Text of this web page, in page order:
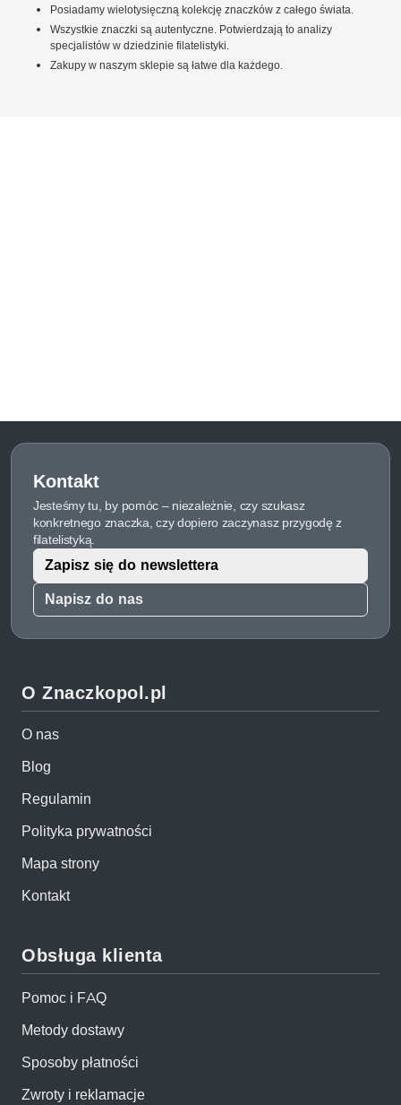
Posiadamy wielotysięczną kolekcję znaczków z całego świata.
Wszystkie znaczki są autentyczne. Potwierdzają to analizy
specjalistów w dziedzinie filatelistyki.
Zakupy w naszym sklepie są łatwe dla każdego.
Kontakt
Jesteśmy tu, by pomóc – niezależnie, czy szukasz
konkretnego znaczka, czy dopiero zaczynasz przygodę z
filatelistyką.
Napisz do nas
Zapisz się do newslettera
O Znaczkopol.pl
O nas
Blog
Regulamin
Polityka prywatności
Mapa strony
Kontakt
Obsługa klienta
Pomoc i FAQ
Metody dostawy
Sposoby płatności
Zwroty i reklamacje